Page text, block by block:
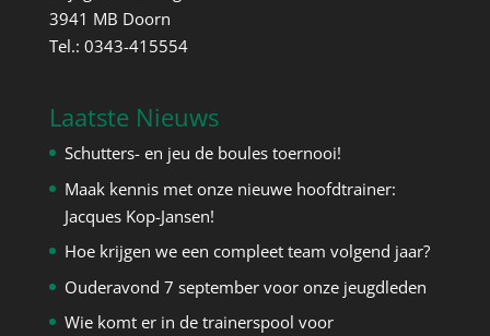
3941 MB Doorn
Tel.: 0343-415554
Laatste Nieuws
Schutters- en jeu de boules toernooi!
Maak kennis met onze nieuwe hoofdtrainer:
Jacques Kop-Jansen!
Hoe krijgen we een compleet team volgend jaar?
Ouderavond 7 september voor onze jeugdleden
Wie komt er in de trainerspool voor